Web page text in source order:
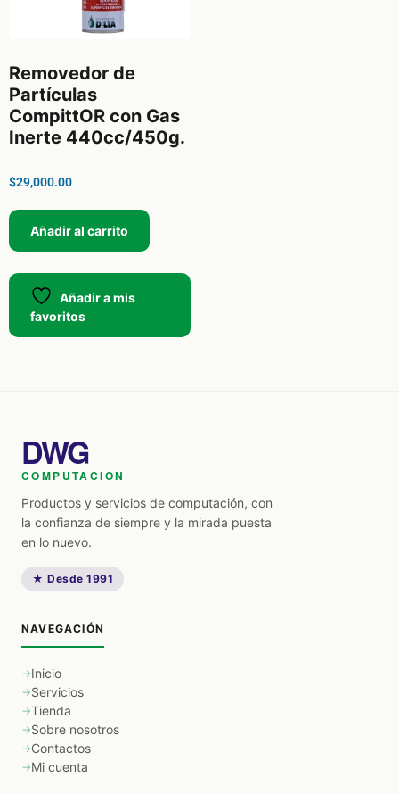
Removedor de
Partículas
CompittOR con Gas
Inerte 440cc/450g.
$29,000.00
Añadir al carrito
Añadir a mis
favoritos
DWG
COMPUTACION
Productos y servicios de computación, con
la confianza de siempre y la mirada puesta
en lo nuevo.
★ Desde 1991
NAVEGACIÓN
Inicio
Servicios
Tienda
Sobre nosotros
Contactos
Mi cuenta